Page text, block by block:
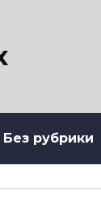
Без рубрики